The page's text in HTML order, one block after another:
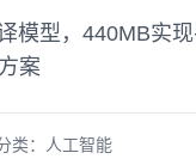
模型，440MB实
案
类： 人工智能